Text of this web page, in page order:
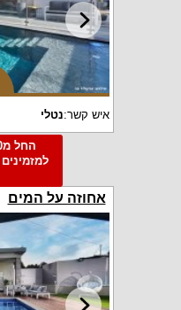
איש קשר:נטלי
אחוזה על המים